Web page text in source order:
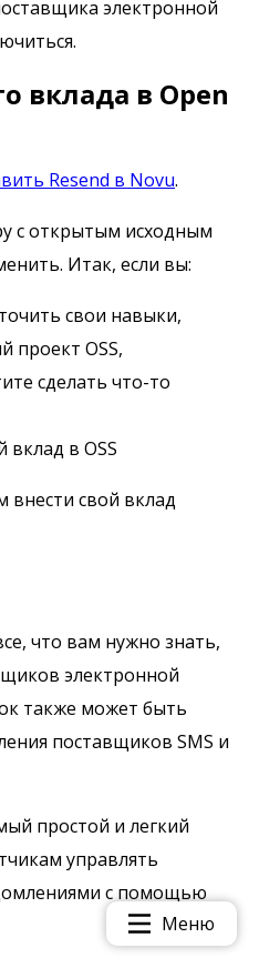
электронной
вклада в Open
Resend в Novu.
с открытым исходным
Итак, если вы:
свои навыки,
проект OSS,
сделать что-то
вклад в OSS
внести свой вклад
что вам нужно знать,
электронной
также может быть
поставщиков SMS и
простой и легкий
управлять
с помощью
Меню